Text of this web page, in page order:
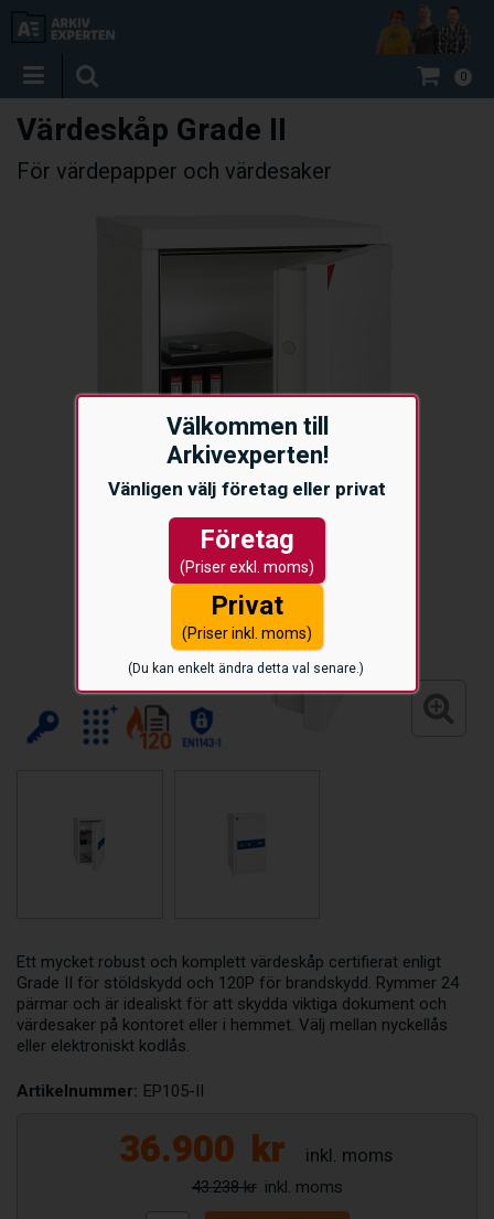
Välkommen till
Arkivexperten!
Vänligen välj företag eller privat
Företag
(Priser exkl. moms)
Privat
(Priser inkl. moms)
(Du kan enkelt ändra detta val senare.)
0
Värdeskåp Grade II
För värdepapper och värdesaker
Ett mycket robust och komplett värdeskåp certifierat enligt
Grade II för stöldskydd och 120P för brandskydd. Rymmer 24
pärmar och är idealiskt för att skydda viktiga dokument och
värdesaker på kontoret eller i hemmet. Välj mellan nyckellås
eller elektroniskt kodlås.
Artikelnummer: EP105-II
36.900 kr
43.238 kr